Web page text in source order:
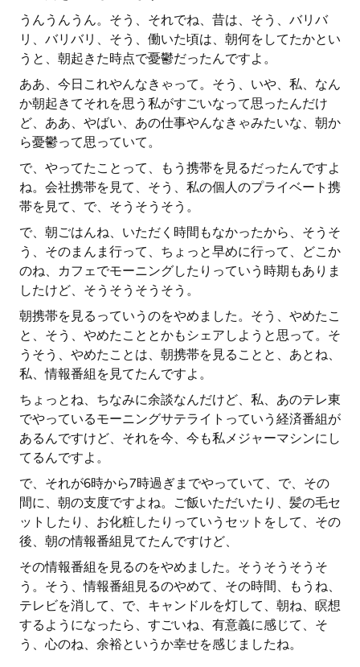
うんうんうん。そう、それでね、昔は、そう、バリバ
リ、バリバリ、そう、働いた頃は、朝何をしてたかとい
うと、朝起きた時点で憂鬱だったんですよ。
ああ、今日これやんなきゃって。そう、いや、私、なん
か朝起きてそれを思う私がすごいなって思ったんだけ
ど、ああ、やばい、あの仕事やんなきゃみたいな、朝か
ら憂鬱って思っていて。
で、やってたことって、もう携帯を見るだったんですよ
ね。会社携帯を見て、そう、私の個人のプライベート携
帯を見て、で、そうそうそう。
で、朝ごはんね、いただく時間もなかったから、そうそ
う、そのまんま行って、ちょっと早めに行って、どこか
のね、カフェでモーニングしたりっていう時期もありま
したけど、そうそうそうそう。
朝携帯を見るっていうのをやめました。そう、やめたこ
と、そう、やめたこととかもシェアしようと思って。そ
うそう、やめたことは、朝携帯を見ることと、あとね、
私、情報番組を見てたんですよ。
ちょっとね、ちなみに余談なんだけど、私、あのテレ東
でやっているモーニングサテライトっていう経済番組が
あるんですけど、それを今、今も私メジャーマシンにし
てるんですよ。
で、それが6時から7時過ぎまでやっていて、で、その
間に、朝の支度ですよね。ご飯いただいたり、髪の毛セ
ットしたり、お化粧したりっていうセットをして、その
後、朝の情報番組見てたんですけど、
その情報番組を見るのをやめました。そうそうそうそ
う。そう、情報番組見るのやめて、その時間、もうね、
テレビを消して、で、キャンドルを灯して、朝ね、瞑想
するようになったら、すごいね、有意義に感じて、そ
う、心のね、余裕というか幸せを感じましたね。